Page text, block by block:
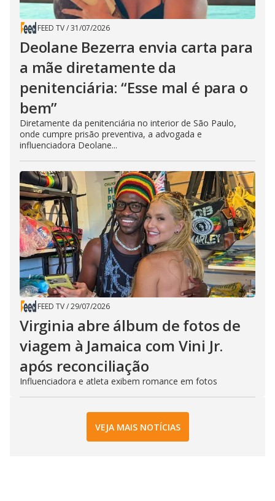
FEED TV/31/07/2026
Deolane Bezerra envia carta para
a mãe diretamente da
penitenciária: “Esse mal é para o
bem”
Diretamente da penitenciária no interior de São Paulo,
onde cumpre prisão preventiva, a advogada e
influenciadora Deolane...
FEED TV/29/07/2026
Virginia abre álbum de fotos de
viagem à Jamaica com Vini Jr.
após reconciliação
Influenciadora e atleta exibem romance em fotos
VEJA MAIS NOTÍCIAS